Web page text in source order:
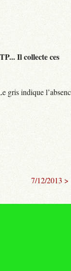
Il collecte ces
gris indique
7/12/2013 >